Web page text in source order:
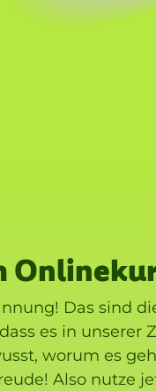
Das sind
es in unserer
worum es
Also nutze